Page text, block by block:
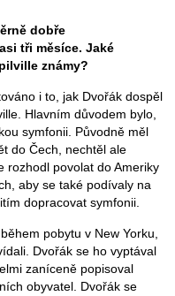
dobře
tři měsíce. Jaké
známy?
i to, jak Dvořák dospěl
Hlavním důvodem bylo,
symfonii. Původně měl
do Čech, nechtěl ale
rozhodl povolat do Ameriky
aby se také podívaly na
dopracovat symfonii.
pobytu v New Yorku,
Dvořák se ho vyptával
zaníceně popisoval
obyvatel. Dvořák se